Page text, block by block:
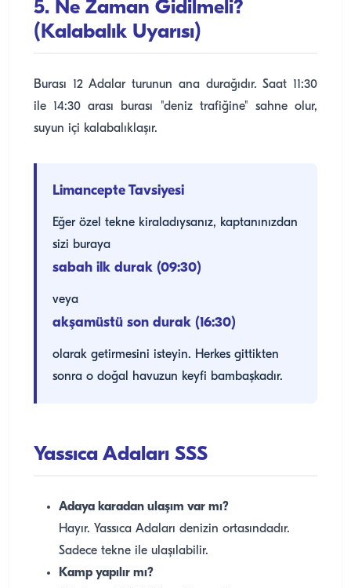
5. Ne Zaman Gidilmeli?
(Kalabalık Uyarısı)
Burası 12 Adalar turunun ana durağıdır. Saat 11:30
ile 14:30 arası burası "deniz trafiğine" sahne olur,
suyun içi kalabalıklaşır.
Limancepte Tavsiyesi
Eğer özel tekne kiraladıysanız, kaptanınızdan
sizi buraya
sabah ilk durak (09:30)
veya
akşamüstü son durak (16:30)
olarak getirmesini isteyin. Herkes gittikten
sonra o doğal havuzun keyfi bambaşkadır.
Yassıca Adaları SSS
Adaya karadan ulaşım var mı?
Hayır. Yassıca Adaları denizin ortasındadır.
Sadece tekne ile ulaşılabilir.
Kamp yapılır mı?